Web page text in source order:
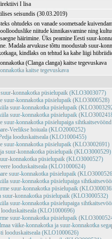
I lisa
seisundis (30.03.2019)
ohtudeks on vanade soometsade
niitude kinnikasvamine ning
häirimine. Üks peamine Eesti suur-
Madala arvukuse tõttu moodustab suur-
kindlaks on tehtud ka kahe liigi
(Clanga clanga) kaitse tegevuskava
kaitse tegevuskava
konnakotka püsielupaik (KLO3003077)
suur-konnakotka püsielupaik (KLO3000528)
suur-konnakotka püsielupaik
suur-konnakotka püsielupaik
suur-konnakotka püsielupaiga
Veelikse hoiuala (KLO2000252)
looduskaitseala (KLO1000455)
suur-konnakotka püsielupaik (KLO3002691)
suur-konnakotka püsielupaik (KLO3000529)
konnakotka püsielupaik (KLO3000527)
looduskaitseala (KLO1000624)
suur-konnakotka püsielupaik
suur-konnakotka püsielupaiga
suur-konnakotka püsielupaik
suur-konnakotka püsielupaik (KLO3000532)
suur-konnakotka püsielupaiga
(KLO1000696)
suur-konnakotka püsielupaik
väike-konnakotka ja suur-konnakotka
looduskaitseala (KLO1000626)